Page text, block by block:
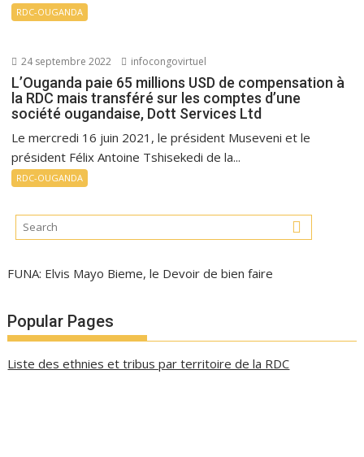
RDC-OUGANDA
24 septembre 2022 infocongovirtuel
L’Ouganda paie 65 millions USD de compensation à
la RDC mais transféré sur les comptes d’une
société ougandaise, Dott Services Ltd
Le mercredi 16 juin 2021, le président Museveni et le
président Félix Antoine Tshisekedi de la...
RDC-OUGANDA
FUNA: Elvis Mayo Bieme, le Devoir de bien faire
Popular Pages
Liste des ethnies et tribus par territoire de la RDC